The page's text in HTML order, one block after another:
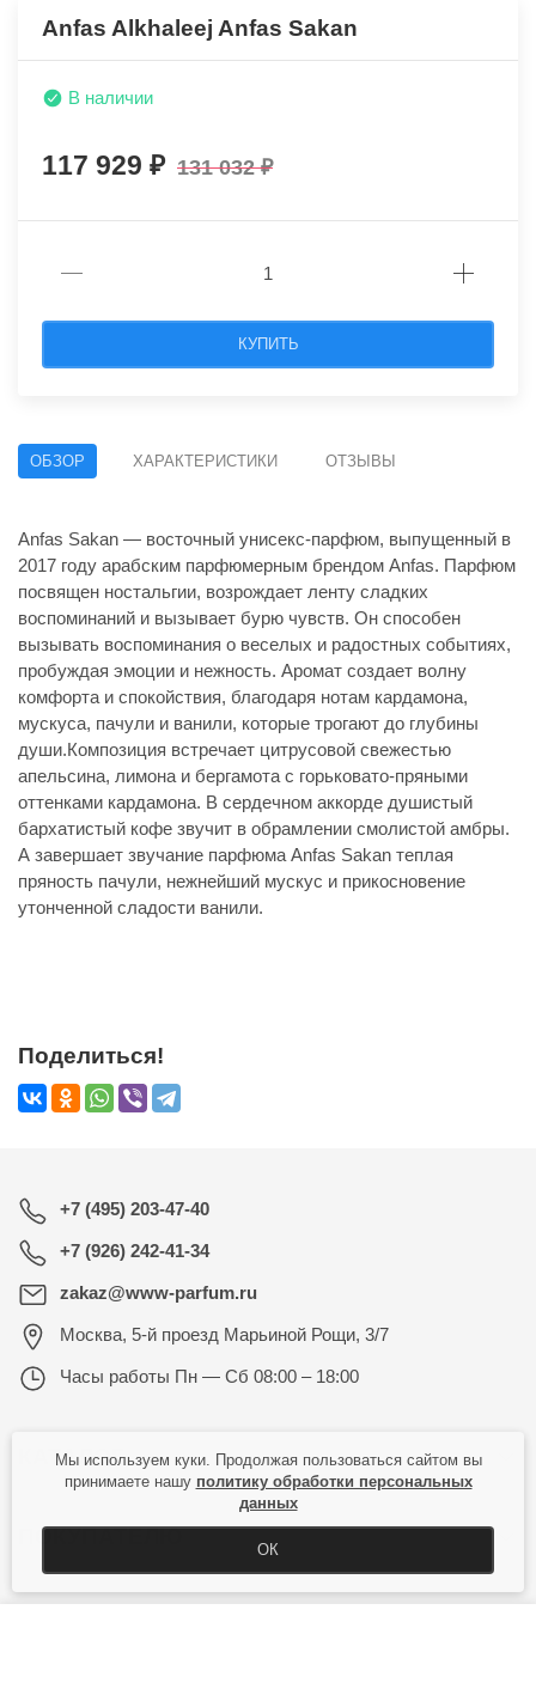
Anfas Alkhaleej Anfas Sakan
В наличии
117 929 131 032
КУПИТЬ
ОБЗОР ХАРАКТЕРИСТИКИ ОТЗЫВЫ
Anfas Sakan — восточный унисекс-парфюм, выпущенный в
2017 году арабским парфюмерным брендом Anfas. Парфюм
посвящен ностальгии, возрождает ленту сладких
воспоминаний и вызывает бурю чувств. Он способен
вызывать воспоминания о веселых и радостных событиях,
пробуждая эмоции и нежность. Аромат создает волну
комфорта и спокойствия, благодаря нотам кардамона,
мускуса, пачули и ванили, которые трогают до глубины
души.Композиция встречает цитрусовой свежестью
апельсина, лимона и бергамота с горьковато-пряными
оттенками кардамона. В сердечном аккорде душистый
бархатистый кофе звучит в обрамлении смолистой амбры.
А завершает звучание парфюма Anfas Sakan теплая
пряность пачули, нежнейший мускус и прикосновение
утонченной сладости ванили.
Поделиться!
+7 (495) 203-47-40
+7 (926) 242-41-34
zakaz@www-parfum.ru
Москва, 5-й проезд Марьиной Рощи, 3/7
Часы работы Пн — Сб 08:00 – 18:00
КАТАЛОГ
ПОКУПАТЕЛЮ
Мы используем куки. Продолжая пользоваться сайтом вы
принимаете нашу политику обработки персональных
данных
ОК